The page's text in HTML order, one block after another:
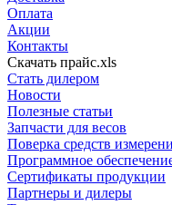
Оплата
Акции
Контакты
Скачать прайс.xls
Стать дилером
Новости
Полезные статьи
Запчасти для весов
Поверка средств
Программное
Сертификаты продукции
Партнеры и дилеры